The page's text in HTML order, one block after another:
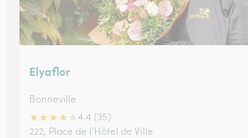
Elyaflor
Bonneville
★★★★
4.4 (35)
222, Place de l'Hôtel de Ville